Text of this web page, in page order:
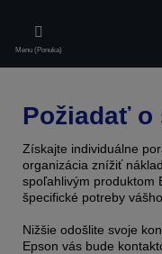
main
content
Menu (Ponuka)
Požiadať o
Získajte individuálne
organizácia znížiť
spoľahlivým produktom
špecifické potreby
Nižšie odošlite svoje
Epson vás bude